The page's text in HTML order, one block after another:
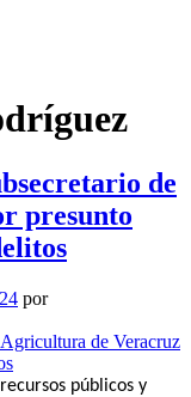
de
presunto
por
públicos y